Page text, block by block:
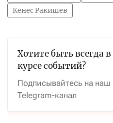
Кенес Ракишев
Хотите быть всегда в
курсе событий?
Подписывайтесь на наш
Telegram-канал